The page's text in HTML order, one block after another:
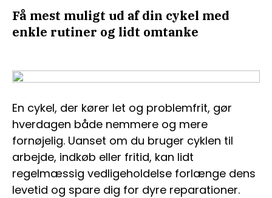
Få mest muligt ud af din cykel med
enkle rutiner og lidt omtanke
En cykel, der kører let og problemfrit, gør
hverdagen både nemmere og mere
fornøjelig. Uanset om du bruger cyklen til
arbejde, indkøb eller fritid, kan lidt
regelmæssig vedligeholdelse forlænge dens
levetid og spare dig for dyre reparationer.